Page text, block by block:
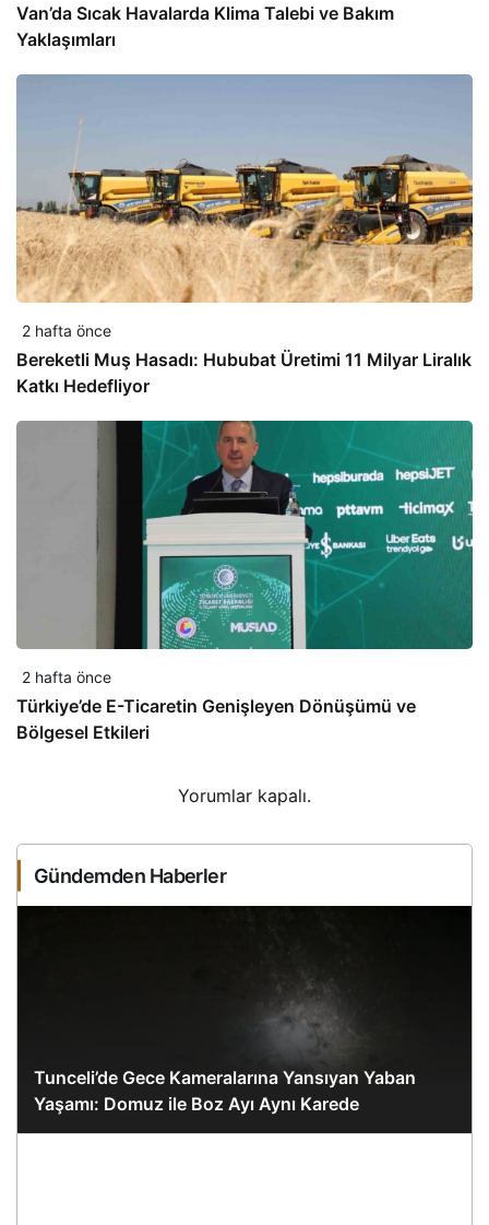
Van’da Sıcak Havalarda Klima Talebi ve Bakım
Yaklaşımları
2 hafta önce
Bereketli Muş Hasadı: Hububat Üretimi 11 Milyar Liralık
Katkı Hedefliyor
2 hafta önce
Türkiye’de E-Ticaretin Genişleyen Dönüşümü ve
Bölgesel Etkileri
Yorumlar kapalı.
Gündemden Haberler
Tunceli’de Gece Kameralarına Yansıyan Yaban
Yaşamı: Domuz ile Boz Ayı Aynı Karede